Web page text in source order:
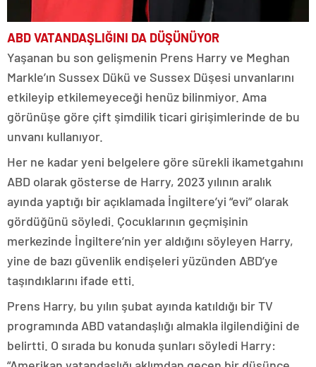
ABD VATANDAŞLIĞINI DA DÜŞÜNÜYOR
Yaşanan bu son gelişmenin Prens Harry ve Meghan
Markle’ın Sussex Dükü ve Sussex Düşesi unvanlarını
etkileyip etkilemeyeceği henüz bilinmiyor. Ama
görünüşe göre çift şimdilik ticari girişimlerinde de bu
unvanı kullanıyor.
Her ne kadar yeni belgelere göre sürekli ikametgahını
ABD olarak gösterse de Harry, 2023 yılının aralık
ayında yaptığı bir açıklamada İngiltere’yi “evi” olarak
gördüğünü söyledi. Çocuklarının geçmişinin
merkezinde İngiltere’nin yer aldığını söyleyen Harry,
yine de bazı güvenlik endişeleri yüzünden ABD’ye
taşındıklarını ifade etti.
Prens Harry, bu yılın şubat ayında katıldığı bir TV
programında ABD vatandaşlığı almakla ilgilendiğini de
belirtti. O sırada bu konuda şunları söyledi Harry: